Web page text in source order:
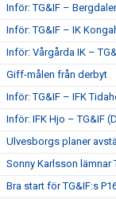
Inför: TG&IF –
Inför: TG&IF – IK
Inför: Vårgårda IK –
Giff-målen från derbyt
Inför: TG&IF – IFK
Inför: IFK Hjo – TG&IF
Ulvesborgs planer
Sonny Karlsson lämnar
Bra start för TG&IF:s